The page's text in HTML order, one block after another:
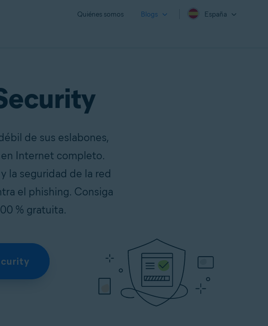
Quiénes somos Blogs España
de sus eslabones,
Internet completo.
la seguridad de la red
el phishing. Consiga
% gratuita.